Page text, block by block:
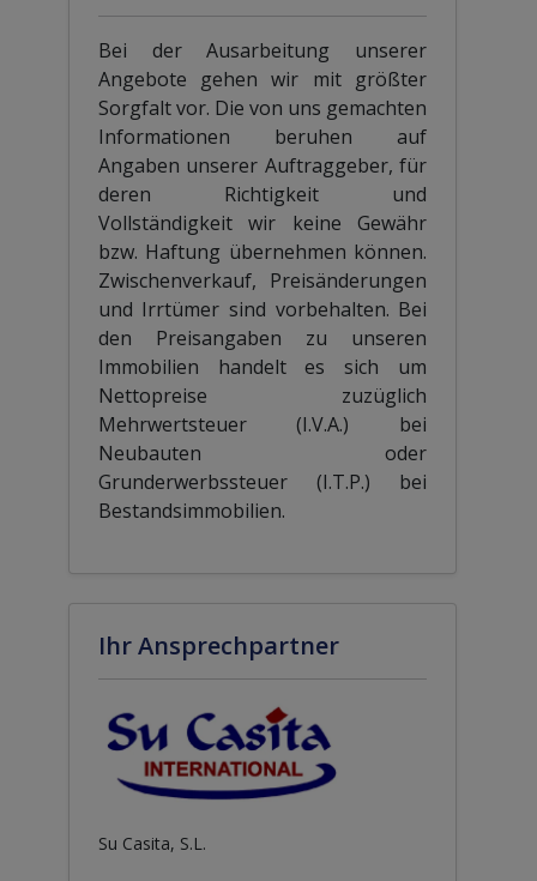
Bei der Ausarbeitung unserer
Angebote gehen wir mit größter
Sorgfalt vor. Die von uns gemachten
Informationen beruhen auf
Angaben unserer Auftraggeber, für
deren Richtigkeit und
Vollständigkeit wir keine Gewähr
bzw. Haftung übernehmen können.
Zwischenverkauf, Preisänderungen
und Irrtümer sind vorbehalten. Bei
den Preisangaben zu unseren
Immobilien handelt es sich um
Nettopreise zuzüglich
Mehrwertsteuer (I.V.A.) bei
Neubauten oder
Grunderwerbssteuer (I.T.P.) bei
Bestandsimmobilien.
Ihr Ansprechpartner
Su Casita, S.L.